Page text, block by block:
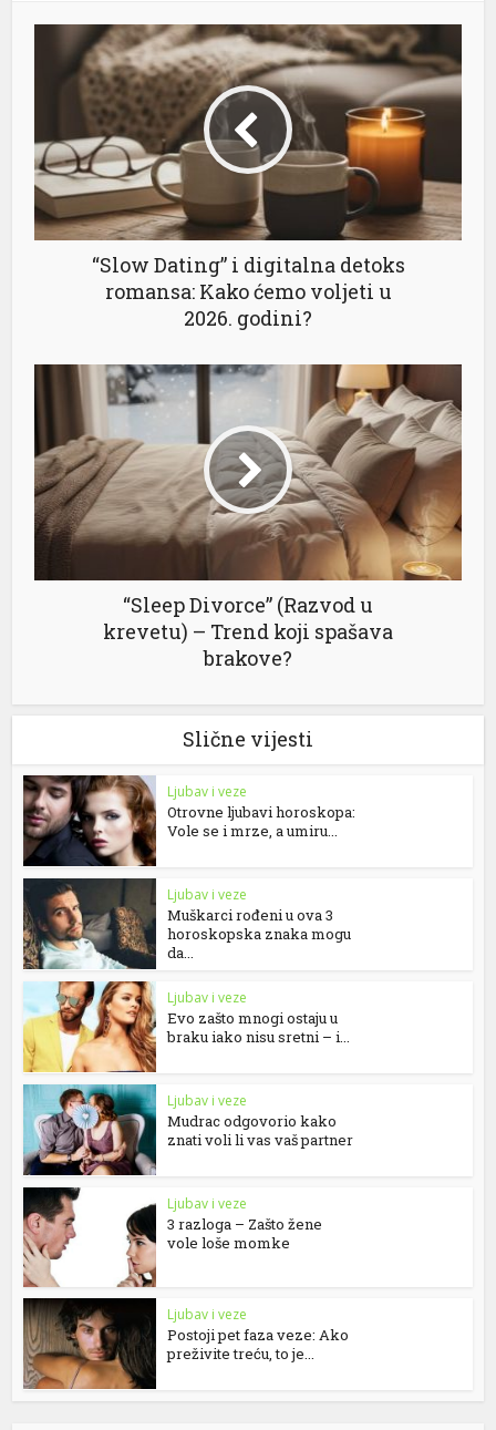
“Slow Dating” i digitalna detoks
romansa: Kako ćemo voljeti u
2026. godini?
“Sleep Divorce” (Razvod u
krevetu) – Trend koji spašava
brakove?
Slične vijesti
Ljubav i veze
Otrovne ljubavi horoskopa:
Vole se i mrze, a umiru...
Ljubav i veze
Muškarci rođeni u ova 3
horoskopska znaka mogu
da...
Ljubav i veze
Evo zašto mnogi ostaju u
braku iako nisu sretni – i...
Ljubav i veze
Mudrac odgovorio kako
znati voli li vas vaš partner
Ljubav i veze
3 razloga – Zašto žene
vole loše momke
Ljubav i veze
Postoji pet faza veze: Ako
preživite treću, to je...